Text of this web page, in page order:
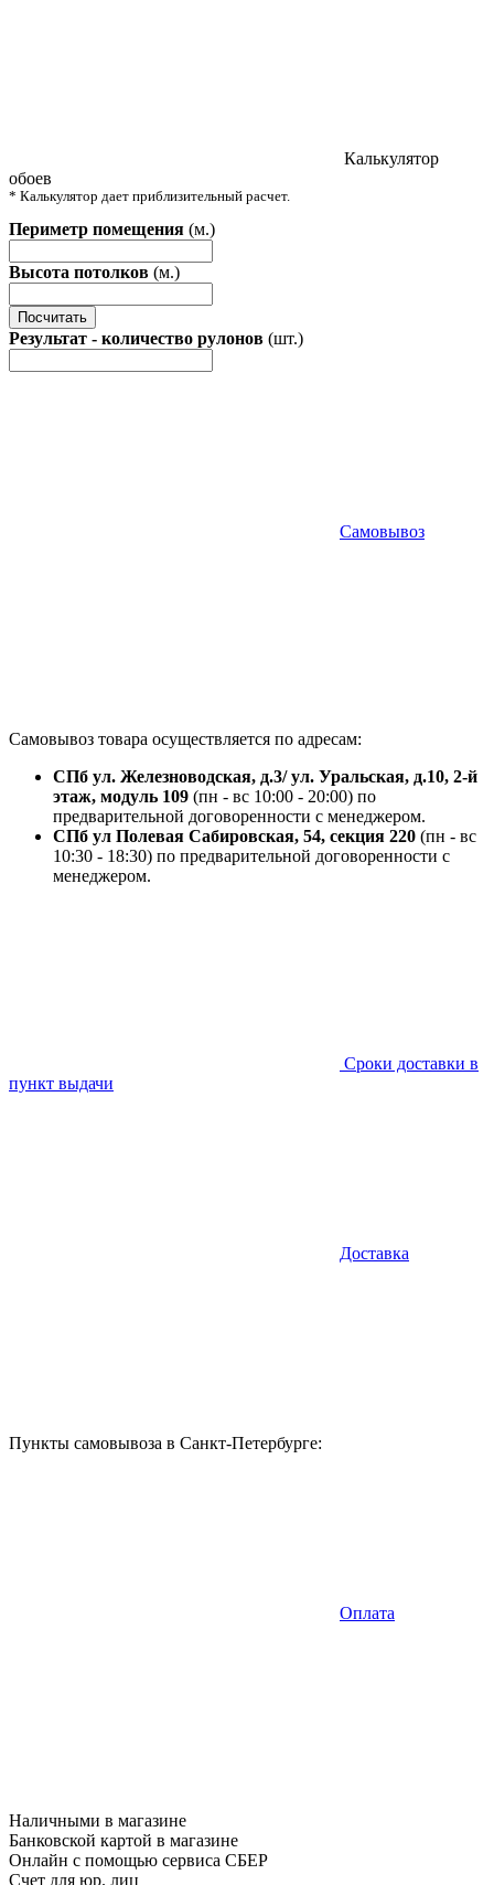
Калькулятор
обоев
* Калькулятор дает приблизительный расчет.
Периметр помещения (м.)
Высота потолков (м.)
Посчитать
Результат - количество рулонов (шт.)
Самовывоз
Самовывоз товара осуществляется по адресам:
СПб ул. Железноводская, д.3/ ул. Уральская, д.10, 2-й
этаж, модуль 109 (пн - вс 10:00 - 20:00) по
предварительной договоренности с менеджером.
СПб ул Полевая Сабировская, 54, секция 220 (пн - вс
10:30 - 18:30) по предварительной договоренности с
менеджером.
Сроки доставки в
пункт выдачи
Доставка
Пункты самовывоза в Санкт-Петербурге:
Оплата
Наличными в магазине
Банковской картой в магазине
Онлайн с помощью сервиса СБЕР
Счет для юр. лиц